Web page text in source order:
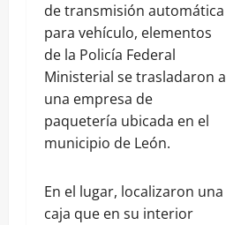
de transmisión automática
para vehículo, elementos
de la Policía Federal
Ministerial se trasladaron a
una empresa de
paquetería ubicada en el
municipio de León.
En el lugar, localizaron una
caja que en su interior